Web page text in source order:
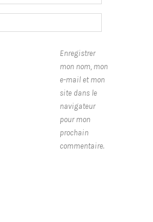
Enregistrer
mon nom, mon
e-mail et mon
site dans le
navigateur
pour mon
prochain
commentaire.